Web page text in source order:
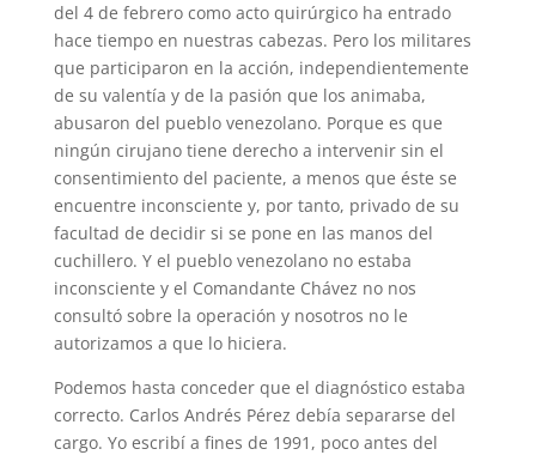
del 4 de febrero como acto quirúrgico ha entrado
hace tiempo en nuestras cabezas. Pero los militares
que participaron en la acción, independientemente
de su valentía y de la pasión que los animaba,
abusaron del pueblo venezolano. Porque es que
ningún cirujano tiene derecho a intervenir sin el
consentimiento del paciente, a menos que éste se
encuentre inconsciente y, por tanto, privado de su
facultad de decidir si se pone en las manos del
cuchillero. Y el pueblo venezolano no estaba
inconsciente y el Comandante Chávez no nos
consultó sobre la operación y nosotros no le
autorizamos a que lo hiciera.
Podemos hasta conceder que el diagnóstico estaba
correcto. Carlos Andrés Pérez debía separarse del
cargo. Yo escribí a fines de 1991, poco antes del